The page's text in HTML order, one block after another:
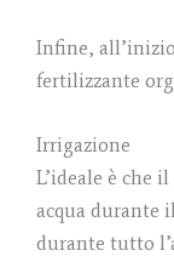
Infine,
fertilizzante
Irrigazione
L’ideale è che
acqua durante
durante tutto